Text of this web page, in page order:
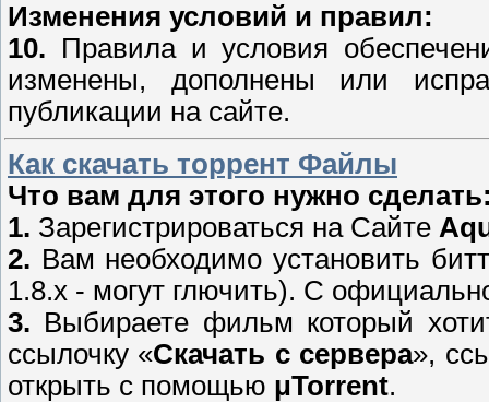
Изменения условий и правил:
10. Правила и условия
изменены, дополнены или
публикации на сайте.
Как скачать торрент Файлы
Что вам для этого нужно
1. Зарегистрироваться на Сайте
2. Вам необходимо установить
1.8.x - могут глючить). С
3. Выбираете фильм который
ссылочку «Скачать с сервера»,
открыть с помощью μTorrent.